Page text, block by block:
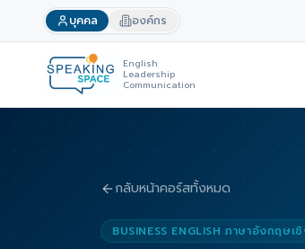
บุคคล องค์กร
English
Leadership
Communication
กลับหน้าคอร์สทั้งหมด
BUSINESS ENGLISH ภาษาอังกฤษเ